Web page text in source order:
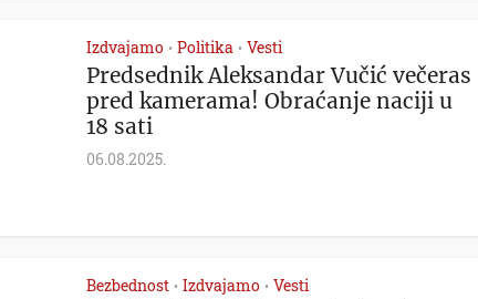
Izdvajamo • Politika • Vesti
Predsednik Aleksandar Vučić večeras
pred kamerama! Obraćanje naciji u
18 sati
06.08.2025.
Bezbednost • Izdvajamo • Vesti